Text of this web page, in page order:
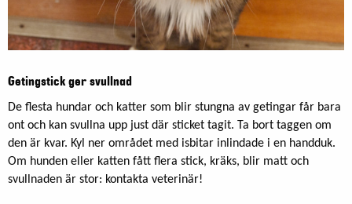
Getingstick ger svullnad
De flesta hundar och katter som blir stungna av getingar får bara
ont och kan svullna upp just där sticket tagit. Ta bort taggen om
den är kvar. Kyl ner området med isbitar inlindade i en handduk.
Om hunden eller katten fått flera stick, kräks, blir matt och
svullnaden är stor: kontakta veterinär!